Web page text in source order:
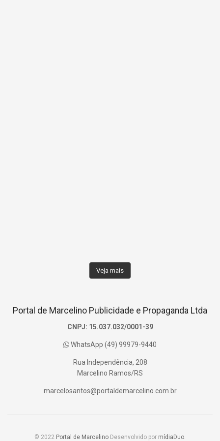
Veja mais
Portal de Marcelino Publicidade e Propaganda Ltda
CNPJ: 15.037.032/0001-39
WhatsApp (49) 99979-9440
Rua Independência, 208
Marcelino Ramos/RS
marcelosantos@portaldemarcelino.com.br
© 2022 Portal de Marcelino Desenvolvido por mídiaDuo